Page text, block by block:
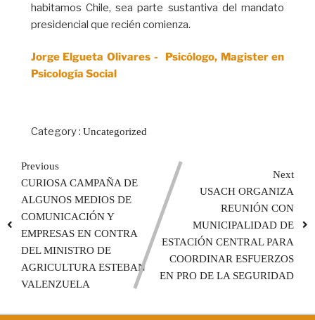
habitamos Chile, sea parte sustantiva del mandato
presidencial que recién comienza.
Jorge Elgueta Olivares - Psicólogo, Magister en
Psicología Social
Category : Uncategorized
Previous
CURIOSA CAMPAÑA DE
ALGUNOS MEDIOS DE
COMUNICACIÓN Y
EMPRESAS EN CONTRA
DEL MINISTRO DE
AGRICULTURA ESTEBAN
VALENZUELA
Next
USACH ORGANIZA
REUNIÓN CON
MUNICIPALIDAD DE
ESTACIÓN CENTRAL PARA
COORDINAR ESFUERZOS
EN PRO DE LA SEGURIDAD